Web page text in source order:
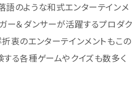
語のような和式エンターテインメ
ー＆ダンサーが活躍するプロダク
衷のエンターテインメントもこの
る各種ゲームやクイズも数多く